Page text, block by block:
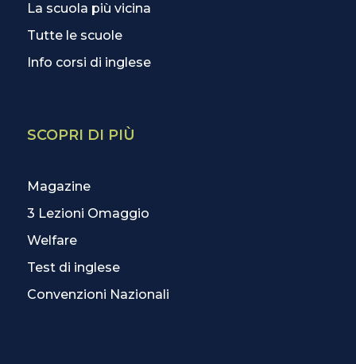
La scuola più vicina
Tutte le scuole
Info corsi di inglese
SCOPRI DI PIÙ
Magazine
3 Lezioni Omaggio
Welfare
Test di inglese
Convenzioni Nazionali